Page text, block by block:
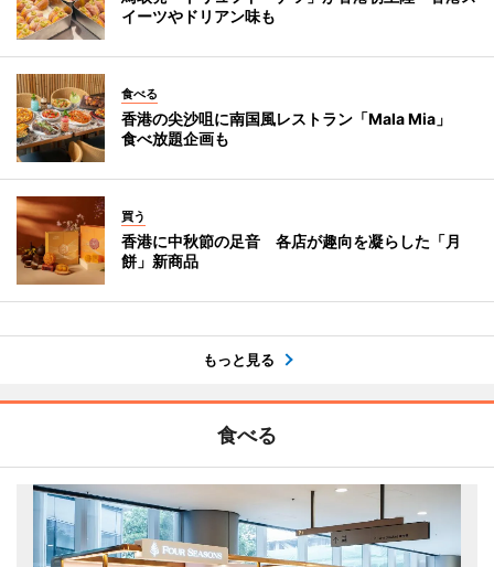
イーツやドリアン味も
食べる
香港の尖沙咀に南国風レストラン「Mala Mia」
食べ放題企画も
買う
香港に中秋節の足音 各店が趣向を凝らした「月
餅」新商品
もっと見る
食べる